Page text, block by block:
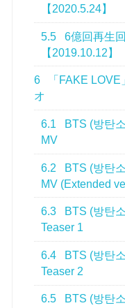
【2020.5.24】
5.5
6億回再生
【2019.10.12】
6
「FAKE
オ
6.1
BTS (방탄
MV
6.2
BTS (방탄
MV (Extended
6.3
BTS (방탄
Teaser 1
6.4
BTS (방탄
Teaser 2
6.5
BTS (방탄